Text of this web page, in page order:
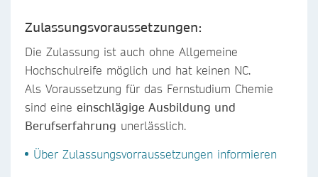
Zulassungsvoraussetzungen:
Die Zulassung ist auch ohne Allgemeine
Hochschulreife möglich und hat keinen NC.
Als Voraussetzung für das Fernstudium Chemie
sind eine einschlägige Ausbildung und
Berufserfahrung unerlässlich.
Über Zulassungsvorraussetzungen informieren